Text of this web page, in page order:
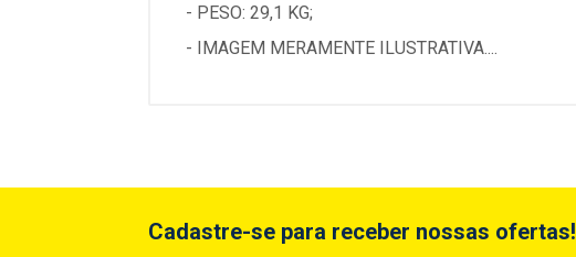
- PESO: 29,1 KG;
- IMAGEM MERAMENTE ILUSTRATIVA....
Cadastre-se para receber nossas ofertas!